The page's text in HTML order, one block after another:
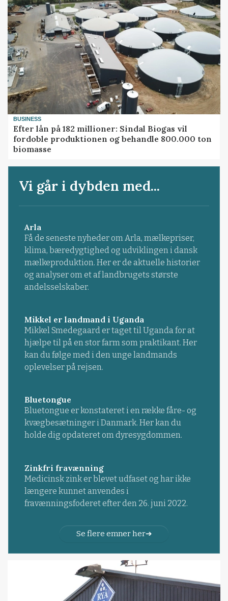
BUSINESS
Efter lån på 182 millioner: Sindal Biogas vil
fordoble produktionen og behandle 800.000 ton
biomasse
Vi går i dybden med...
Arla
Få de seneste nyheder om Arla, mælkepriser,
klima, bæredygtighed og udviklingen i dansk
mælkeproduktion. Her er de aktuelle historier
og analyser om et af landbrugets største
andelsselskaber.
Mikkel er landmand i Uganda
Mikkel Smedegaard er taget til Uganda for at
hjælpe til på en stor farm som praktikant. Her
kan du følge med i den unge landmands
oplevelser på rejsen.
Bluetongue
Bluetongue er konstateret i en række fåre- og
kvægbesætninger i Danmark. Her kan du
holde dig opdateret om dyresygdommen.
Zinkfri fravænning
Medicinsk zink er blevet udfaset og har ikke
længere kunnet anvendes i
fravænningsfoderet efter den 26. juni 2022.
Se flere emner her